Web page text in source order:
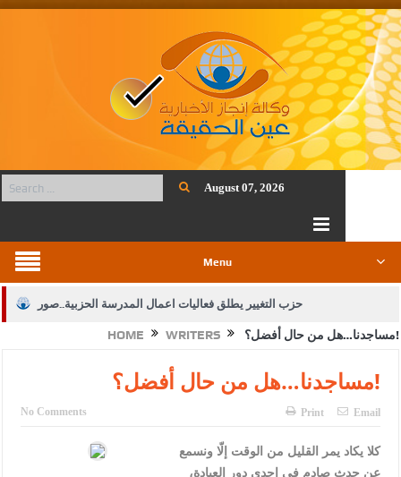
August 07, 2026
Menu
حزب التغيير يطلق فعاليات اعمال المدرسة الحزبية..صور
الجيش يفتح باب التجنيد لحملة البكالوريوس في الحقوق والقانون
بيان اجتماع عمّان:دعم الوصاية الهاشمية التاريخية على المقدسات
النواب يقر مشروع تعديل قانون الملكية العقارية
HOME WRITERS مساجدنا…هل من حال أفضل؟!
مساجدنا…هل من حال أفضل؟!
No Comments Print Email
كلا يكاد يمر القليل من الوقت إلّا ونسمع
عن حدث صادم في إحدى دور العبادة،